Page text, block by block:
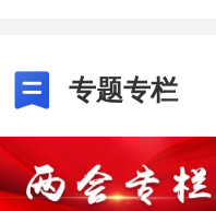
专题专栏